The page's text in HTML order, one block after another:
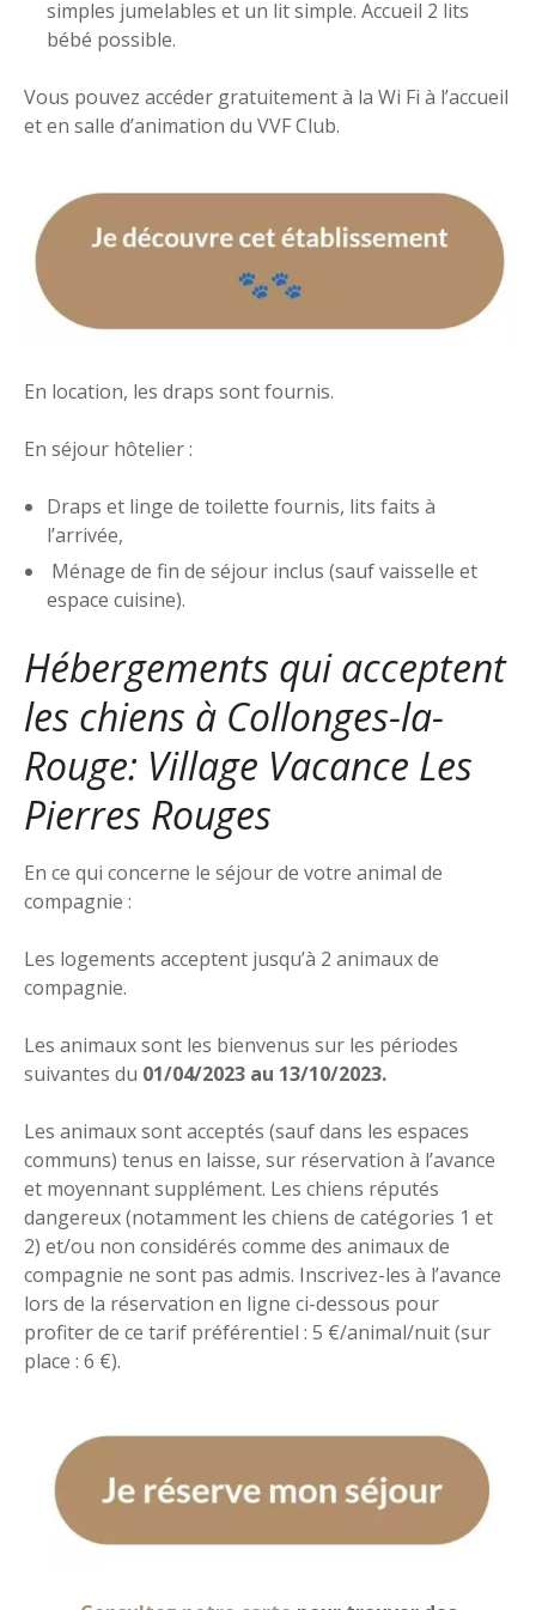
simples jumelables et un lit simple. Accueil 2 lits
bébé possible.
Vous pouvez accéder gratuitement à la Wi Fi à l’accueil
et en salle d’animation du VVF Club.
En location, les draps sont fournis.
En séjour hôtelier :
Draps et linge de toilette fournis, lits faits à
l’arrivée,
Ménage de fin de séjour inclus (sauf vaisselle et
espace cuisine).
Hébergements qui acceptent
les chiens à Collonges-la-
Rouge: Village Vacance Les
Pierres Rouges
En ce qui concerne le séjour de votre animal de
compagnie :
Les logements acceptent jusqu’à 2 animaux de
compagnie.
Les animaux sont les bienvenus sur les périodes
suivantes du 01/04/2023 au 13/10/2023.
Les animaux sont acceptés (sauf dans les espaces
communs) tenus en laisse, sur réservation à l’avance
et moyennant supplément. Les chiens réputés
dangereux (notamment les chiens de catégories 1 et
2) et/ou non considérés comme des animaux de
compagnie ne sont pas admis. Inscrivez-les à l’avance
lors de la réservation en ligne ci-dessous pour
profiter de ce tarif préférentiel : 5 €/animal/nuit (sur
place : 6 €).